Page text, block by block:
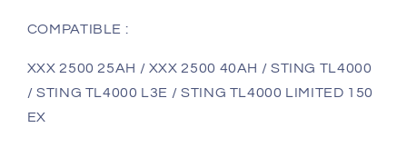
COMPATIBLE :
XXX 2500 25AH / XXX 2500 40AH / STING TL4000
/ STING TL4000 L3E / STING TL4000 LIMITED 150
EX